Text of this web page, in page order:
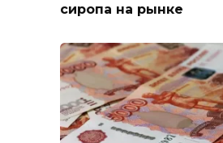
сиропа на рынке